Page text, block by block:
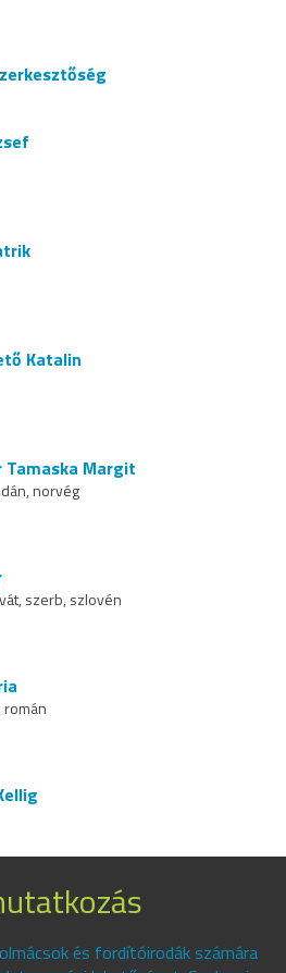
Katalin
Tamaska Margit
norvég
szerb, szlovén
román
és fordítóirodák számára